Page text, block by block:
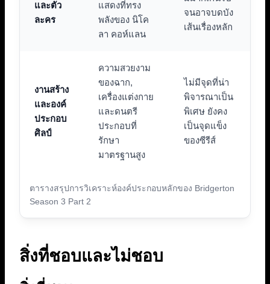
ตารางสรุปการวิเคราะห์องค์ประกอบหลักของ Bridgerton
Season 3 Part 2
และตัว
ละคร
แสดงที่ทรง
พลังของ นิโค
ลา คอห์แลน
จนอาจบดบัง
เส้นเรื่องหลัก
งานสร้าง
และองค์
ประกอบ
ศิลป์
ความสวยงาม
ของฉาก,
เครื่องแต่งกาย
และดนตรี
ประกอบที่
รักษา
มาตรฐานสูง
ไม่มีจุดที่น่า
พิจารณาเป็น
พิเศษ ยังคง
เป็นจุดแข็ง
ของซีรีส์
สิ่งที่ชอบและไม่ชอบ